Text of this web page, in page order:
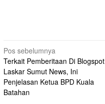
Navigasi
pos
Pos sebelumnya
Terkait Pemberitaan Di Blogspot
Laskar Sumut News, Ini
Penjelasan Ketua BPD Kuala
Batahan